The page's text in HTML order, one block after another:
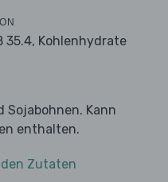
35.4, Kohlenhydrate
Sojabohnen. Kann
enthalten.
Zutaten